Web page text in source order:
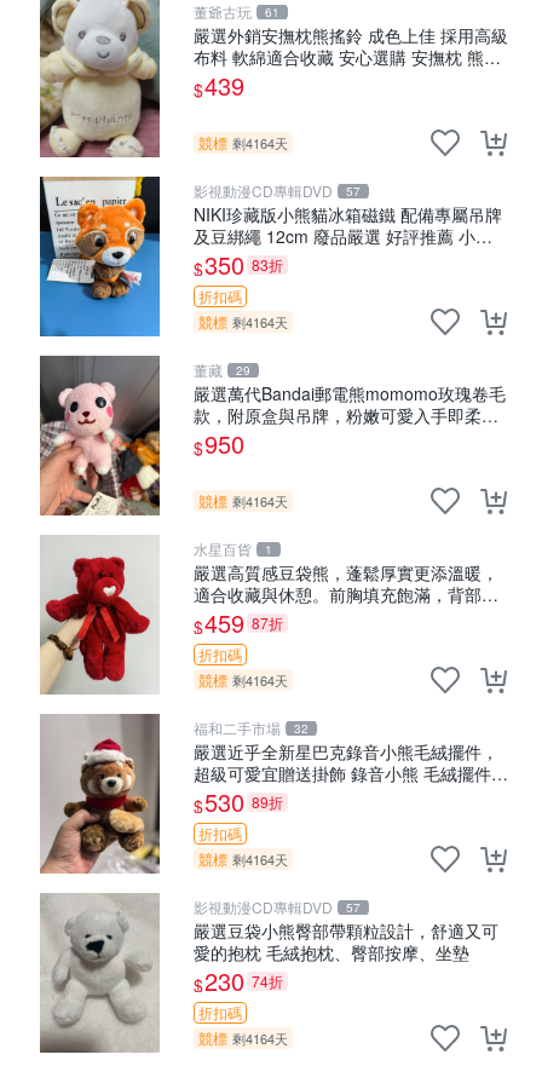
董爺古玩 61
嚴選外銷安撫枕熊搖鈴 成色上佳 採用高級
布料 軟綿適合收藏 安心選購 安撫枕 熊玩
具 搖鈴
$439
競標 剩4164天
影視動漫CD專輯DVD 57
NIKI珍藏版小熊貓冰箱磁鐵 配備專屬吊牌
及豆綁繩 12cm 廢品嚴選 好評推薦 小熊
貓冰箱貼 磁鐵掛件 冰箱飾品
$350 83折
折扣碼
競標 剩4164天
董藏 29
嚴選萬代Bandai郵電熊momomo玫瑰卷毛
款，附原盒與吊牌，粉嫩可愛入手即柔軟
～ 玫瑰卷毛 郵電熊 正品
$950
競標 剩4164天
水星百貨 1
嚴選高質感豆袋熊，蓬鬆厚實更添溫暖，
適合收藏與休憩。前胸填充飽滿，背部亦
具優雅設計。 豆袋熊 保暖 溫柔 蓬松
$459 87折
折扣碼
競標 剩4164天
福和二手市場 32
嚴選近乎全新星巴克錄音小熊毛絨擺件，
超級可愛宜贈送掛飾 錄音小熊 毛絨擺件
贈品
$530 89折
折扣碼
競標 剩4164天
影視動漫CD專輯DVD 57
嚴選豆袋小熊臀部帶顆粒設計，舒適又可
愛的抱枕 毛絨抱枕、臀部按摩、坐墊
$230 74折
折扣碼
競標 剩4164天